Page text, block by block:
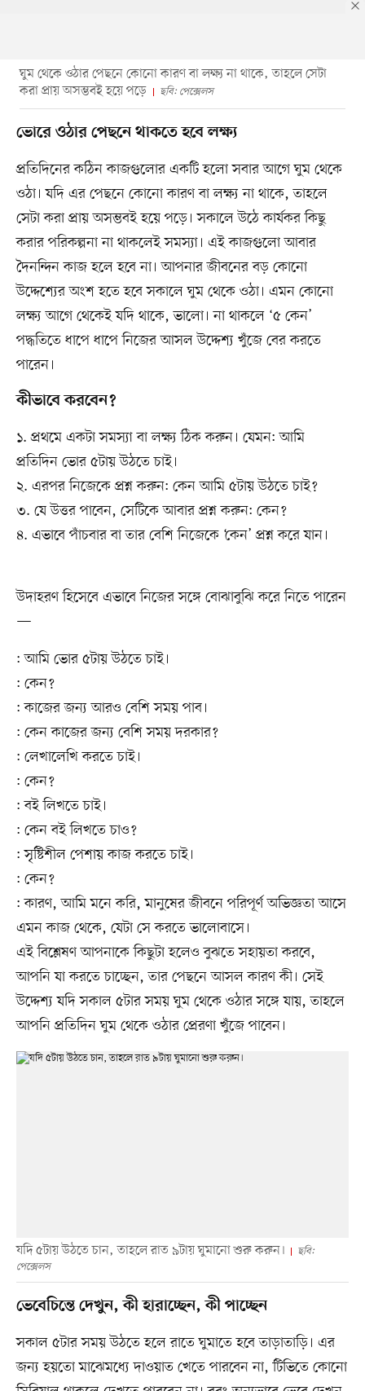
ঘুম থেকে ওঠার পেছনে কোনো কারণ বা লক্ষ্য না থাকে, তাহলে সেটা
করা প্রায় অসম্ভবই হয়ে পড়ে
ছবি: পেক্সেলস
ভোরে ওঠার পেছনে থাকতে হবে লক্ষ্য
প্রতিদিনের কঠিন কাজগুলোর একটি হলো সবার আগে ঘুম থেকে
ওঠা। যদি এর পেছনে কোনো কারণ বা লক্ষ্য না থাকে, তাহলে
সেটা করা প্রায় অসম্ভবই হয়ে পড়ে। সকালে উঠে কার্যকর কিছু
করার পরিকল্পনা না থাকলেই সমস্যা। এই কাজগুলো আবার
দৈনন্দিন কাজ হলে হবে না। আপনার জীবনের বড় কোনো
উদ্দেশ্যের অংশ হতে হবে সকালে ঘুম থেকে ওঠা। এমন কোনো
লক্ষ্য আগে থেকেই যদি থাকে, ভালো। না থাকলে ‘৫ কেন’
পদ্ধতিতে ধাপে ধাপে নিজের আসল উদ্দেশ্য খুঁজে বের করতে
পারেন।
কীভাবে করবেন?
১. প্রথমে একটা সমস্যা বা লক্ষ্য ঠিক করুন। যেমন: আমি
প্রতিদিন ভোর ৫টায় উঠতে চাই।
২. এরপর নিজেকে প্রশ্ন করুন: কেন আমি ৫টায় উঠতে চাই?
৩. যে উত্তর পাবেন, সেটিকে আবার প্রশ্ন করুন: কেন?
৪. এভাবে পাঁচবার বা তার বেশি নিজেকে ‘কেন’ প্রশ্ন করে যান।
উদাহরণ হিসেবে এভাবে নিজের সঙ্গে বোঝাবুঝি করে নিতে পারেন
—
: আমি ভোর ৫টায় উঠতে চাই।
: কেন?
: কাজের জন্য আরও বেশি সময় পাব।
: কেন কাজের জন্য বেশি সময় দরকার?
: লেখালেখি করতে চাই।
: কেন?
: বই লিখতে চাই।
: কেন বই লিখতে চাও?
: সৃষ্টিশীল পেশায় কাজ করতে চাই।
: কেন?
: কারণ, আমি মনে করি, মানুষের জীবনে পরিপূর্ণ অভিজ্ঞতা আসে
এমন কাজ থেকে, যেটা সে করতে ভালোবাসে।
এই বিশ্লেষণ আপনাকে কিছুটা হলেও বুঝতে সহায়তা করবে,
আপনি যা করতে চাচ্ছেন, তার পেছনে আসল কারণ কী। সেই
উদ্দেশ্য যদি সকাল ৫টার সময় ঘুম থেকে ওঠার সঙ্গে যায়, তাহলে
আপনি প্রতিদিন ঘুম থেকে ওঠার প্রেরণা খুঁজে পাবেন।
যদি ৫টায় উঠতে চান, তাহলে রাত ৯টায় ঘুমানো শুরু করুন।
ছবি:
পেক্সেলস
ভেবেচিন্তে দেখুন, কী হারাচ্ছেন, কী পাচ্ছেন
সকাল ৫টার সময় উঠতে হলে রাতে ঘুমাতে হবে তাড়াতাড়ি। এর
জন্য হয়তো মাঝেমধ্যে দাওয়াত খেতে পারবেন না, টিভিতে কোনো